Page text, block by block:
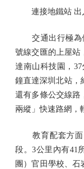
連接地鐵站 出
交通出行極為
號線交匯的上屋站
達南山科技園，
鐘直達深圳北站，
還有多條公交線路
兩縱」快速路網，
教育配套方面
段。3公里內有41
團）官田學校、